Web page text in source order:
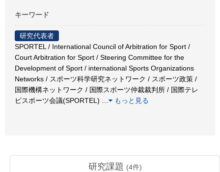
キーワード
研究代表者
SPORTEL / International Council of Arbitration for Sport /
Court Arbitration for Sport / Steering Committee for the
Development of Sport / international Sports Organizations
Networks / スポーツ科学研究ネットワーク / スポーツ政策 /
国際機構ネットワーク / 国際スポーツ仲裁裁判所 / 国際テレ
ビスポーツ会議(SPORTEL)
もっと見る
研究課題 (4件)